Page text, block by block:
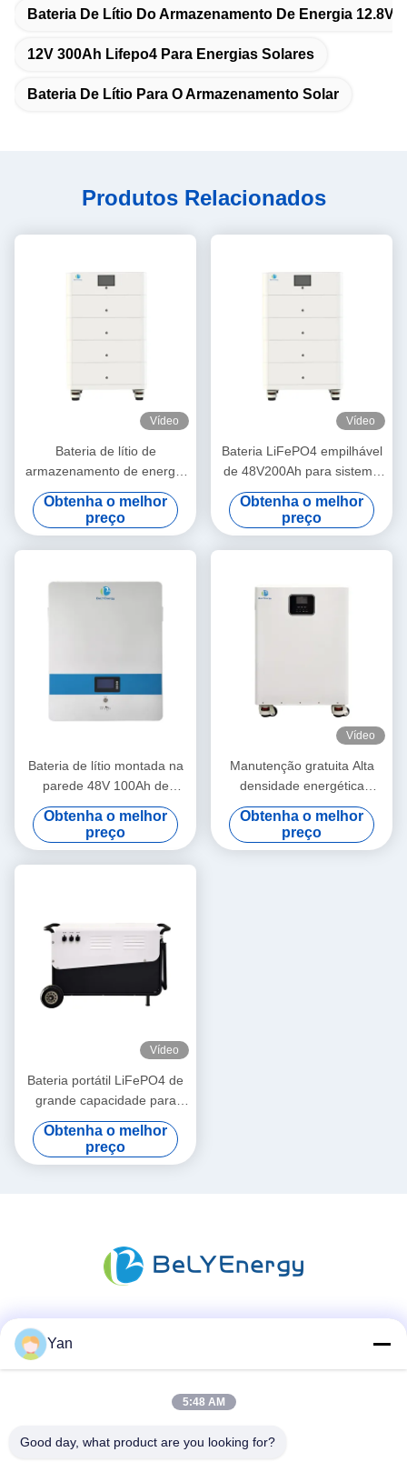
Bateria De Lítio Do Armazenamento De Energia 12.8V
12V 300Ah Lifepo4 Para Energias Solares
Bateria De Lítio Para O Armazenamento Solar
Produtos Relacionados
Vídeo
Bateria de lítio de
armazenamento de energia
48V200Ah para sistema de
energia solar com
comunicação RS485/CAN e
indicadores LCD
Obtenha o melhor
preço
Vídeo
Bateria LiFePO4 empilhável
de 48V200Ah para sistema
de energia solar com
comunicação RS485/CAN e
indicadores LCD
Obtenha o melhor
preço
Bateria de lítio montada na
parede 48V 100Ah de
capacidade total Ciclo longo
para armazenamento de
energia
Obtenha o melhor
preço
Vídeo
Manutenção gratuita Alta
densidade energética
Versatilidade tudo em um
armazenamento de energia
para casa
Obtenha o melhor
preço
Vídeo
Bateria portátil LiFePO4 de
grande capacidade para
armazenamento de energia
doméstica
Obtenha o melhor
preço
Yan
5:48 AM
Good day, what product are you looking for?